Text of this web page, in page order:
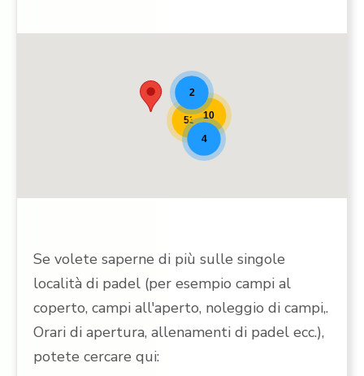
53 10
4
2
Se volete saperne di più sulle singole
località di padel (per esempio campi al
coperto, campi all'aperto, noleggio di campi,.
Orari di apertura, allenamenti di padel ecc.),
potete cercare qui: